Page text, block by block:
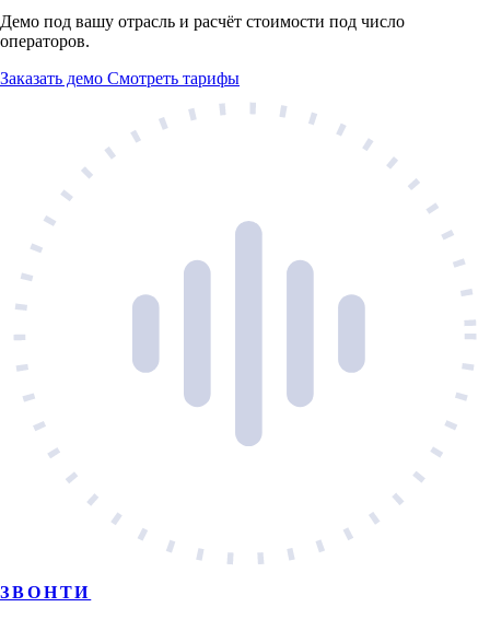
Демо под вашу отрасль и расчёт стоимости под число
операторов.
Заказать демо Смотреть тарифы
ЗВОНТИ